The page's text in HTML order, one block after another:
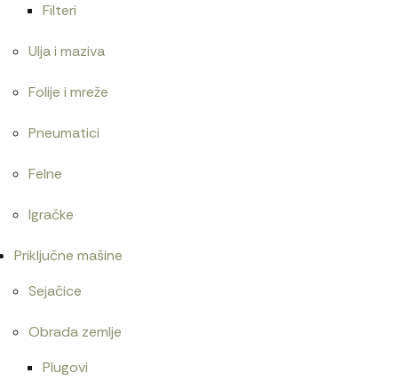
Filteri
Ulja i maziva
Folije i mreže
Pneumatici
Felne
Igračke
Priključne mašine
Sejačice
Obrada zemlje
Plugovi